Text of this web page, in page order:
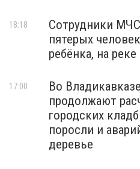
Сотрудники
пятерых
ребёнка, на
18:18
Во Владикавказе
продолжают
городских
поросли и
деревье
17:00